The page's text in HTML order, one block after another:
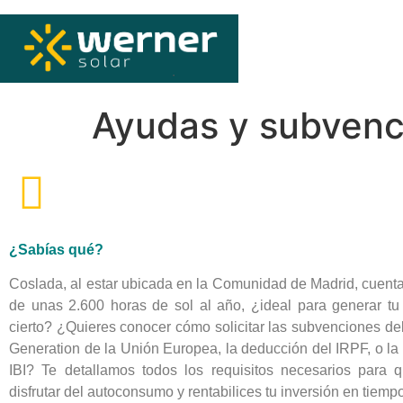
Ayudas y
¿Sabías qué?
Coslada, al estar ubicada en la Comunidad de Madrid,
de unas 2.600 horas de sol al año, ¿ideal para generar tu
cierto? ¿Quieres conocer cómo solicitar las subvenciones
Generation de la Unión Europea, la deducción del IRPF, o
IBI? Te detallamos todos los requisitos necesarios para
disfrutar del autoconsumo y rentabilices tu inversión en